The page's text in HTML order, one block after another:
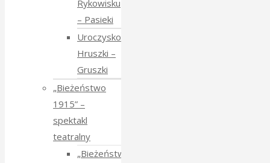
Rykowisku
– Pasieki
Uroczysko
Hruszki –
Gruszki
„Bieżeństwo
1915” –
spektakl
teatralny
„Bieżeństwo